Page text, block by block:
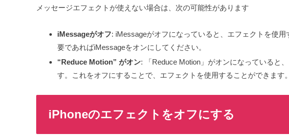
メッセージエフェクトが使えない場合は、次の可能性があります
iMessageがオフ: iMessageがオフになっていると、エフェクトを使
要であればiMessageをオンにしてください。
“Reduce Motion” がオン: 「Reduce Motion」がオンになっていると
す。これをオフにすることで、エフェクトを使用することができます。
iPhoneのエフェクトをオフにする